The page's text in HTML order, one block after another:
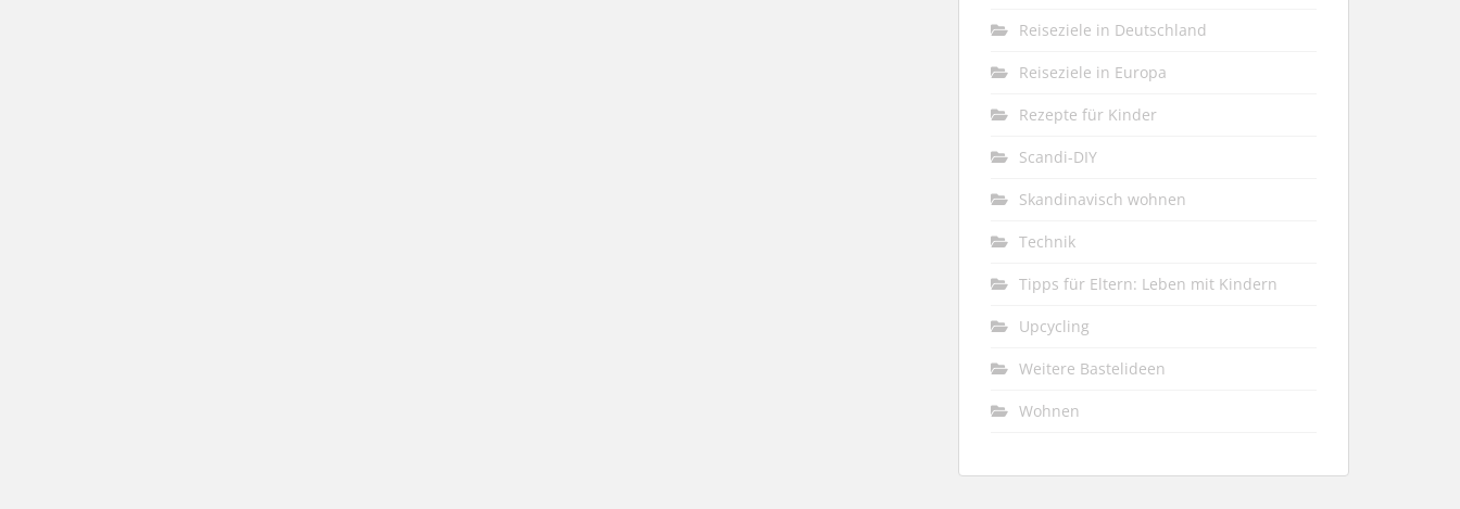
Reiseziele in Deutschland
Reiseziele in Europa
Rezepte für Kinder
Scandi-DIY
Skandinavisch wohnen
Technik
Tipps für Eltern: Leben mit Kindern
Upcycling
Weitere Bastelideen
Wohnen